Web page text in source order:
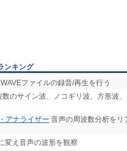
ンキング
WAVEファイルの録音/再生を行う
数のサイン波、ノコギリ波、方形波
アナライザー 音声の周波数分析をリ
変え音声の波形を観察